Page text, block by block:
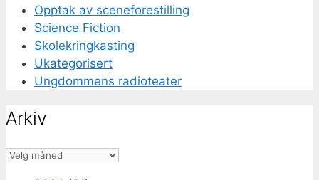
Opptak av sceneforestilling
Science Fiction
Skolekringkasting
Ukategorisert
Ungdommens radioteater
Arkiv
Arkiv